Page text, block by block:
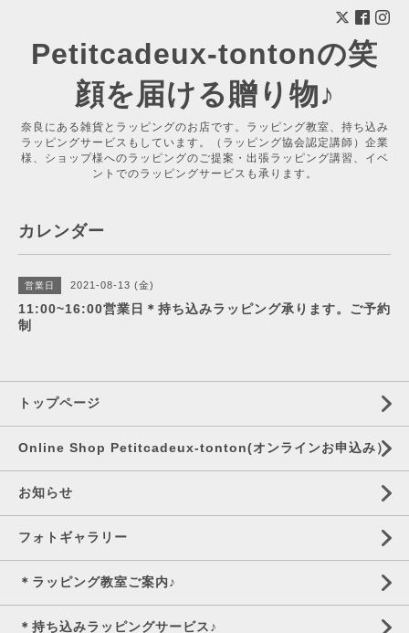
Petitcadeux-tontonの笑
顔を届ける贈り物♪
奈良にある雑貨とラッピングのお店です。ラッピング教室、持ち込み
ラッピングサービスもしています。（ラッピング協会認定講師）企業
様、ショップ様へのラッピングのご提案・出張ラッピング講習、イベ
ントでのラッピングサービスも承ります。
カレンダー
営業日 2021-08-13 (金)
11:00~16:00営業日＊持ち込みラッピング承ります。ご予約
制
トップページ
Online Shop Petitcadeux-tonton(オンラインお申込み）
お知らせ
フォトギャラリー
＊ラッピング教室ご案内♪
＊持ち込みラッピングサービス♪